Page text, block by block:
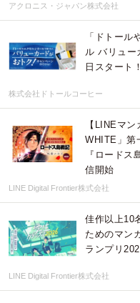
アクロニス・ジャパン株式会社
「ドトー
ル バリュー
日スタート！
株式会社ドトールコーヒー
【LINEマ
WHITE」第
『ロードス
信開始
LINE Digital Frontier株式会社
佳作以上10
ためのマン
ランプリ
LINE Digital Frontier株式会社